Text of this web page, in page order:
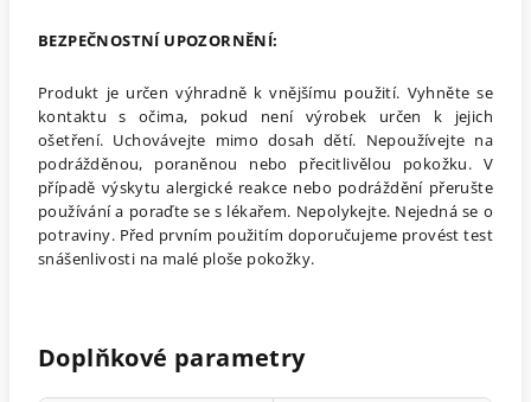
BEZPEČNOSTNÍ UPOZORNĚNÍ:
Produkt je určen výhradně k vnějšímu použití. Vyhněte se
kontaktu s očima, pokud není výrobek určen k jejich
ošetření. Uchovávejte mimo dosah dětí. Nepoužívejte na
podrážděnou, poraněnou nebo přecitlivělou pokožku. V
případě výskytu alergické reakce nebo podráždění přerušte
používání a poraďte se s lékařem. Nepolykejte. Nejedná se o
potraviny. Před prvním použitím doporučujeme provést test
snášenlivosti na malé ploše pokožky.
Doplňkové parametry